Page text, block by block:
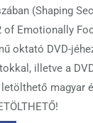
(Shaping
of Emotionally
oktató DVD-
illetve a
magyar